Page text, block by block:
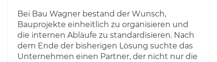
Bei Bau Wagner bestand der Wunsch,
Bauprojekte einheitlich zu organisieren und
die internen Abläufe zu standardisieren. Nach
dem Ende der bisherigen Lösung suchte das
Unternehmen einen Partner, der nicht nur die